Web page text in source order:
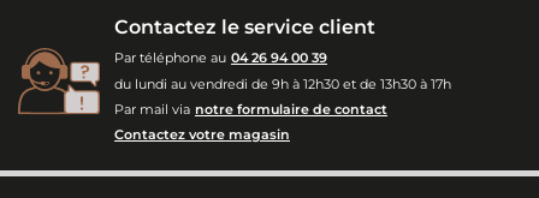
Contactez le service client
Par téléphone au 04 26 94 00 39
du lundi au vendredi de 9h à 12h30 et de 13h30 à 17h
Par mail via notre formulaire de contact
Contactez votre magasin